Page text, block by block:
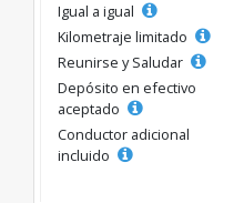
Igual a igual
Kilometraje limitado
Reunirse y Saludar
Depósito en efectivo
aceptado
Conductor adicional
incluido